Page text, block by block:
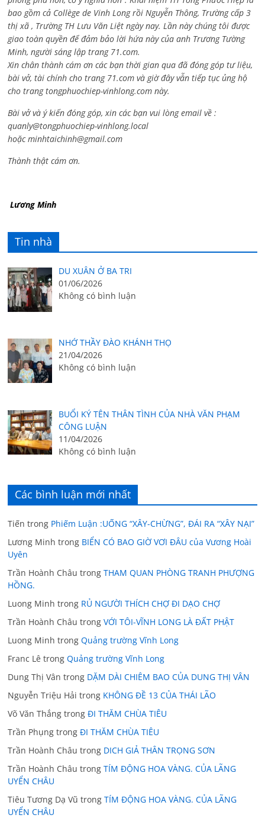
bao gồm cả Collège de Vinh Long rồi Nguyễn Thông, Trường cấp 3
thị xã , Trường TH Lưu Văn Liệt ngày nay. Lần này chúng tôi được
giao toàn quyền để đảm bảo lời hứa này của anh Trương Tường
Minh, người sáng lập trang 71.com.
Xin chân thành cám ơn các bạn thời gian qua đã đóng góp tư liệu,
bài vở, tài chính cho trang 71.com và giờ đây vẫn tiếp tục ủng hộ
cho trang tongphuochiep-vinhlong.com này.
Bài vở và ý kiến đóng góp, xin các bạn vui lòng email về :
quanly@tongphuochiep-vinhlong.local
hoặcminhtaichinh@gmail.com
Thành thật cám ơn.
Lương Minh
Tin nhà
DU XUÂN Ở BA TRI
01/06/2026
Không có bình luận
NHỚ THẦY ĐÀO KHÁNH THỌ
21/04/2026
Không có bình luận
BUỔI KÝ TÊN THÂN TÌNH CỦA NHÀ VĂN PHẠM
CÔNG LUẬN
11/04/2026
Không có bình luận
Các bình luận mới nhất
Tiến trong Phiếm Luận :UỐNG “XÂY-CHỪNG”, ĐÁI RA “XÂY NẠI”
Lương Minh trong BIỂN CÓ BAO GIỜ VƠI ĐÂU của Vương Hoài
Uyên
Trần Hoành Châu trongTHAM QUAN PHÒNG TRANH PHƯỢNG
HỒNG.
Luong Minh trong RỦ NGƯỜI THÍCH CHỢ ĐI DẠO CHỢ
Trần Hoành Châu trongVỚI TÔI-VĨNH LONG LÀ ĐẤT PHẬT
Luong Minh trongQuảng trường Vĩnh Long
Franc Lê trongQuảng trường Vĩnh Long
Dung Thị Vân trong DẶM DÀI CHIÊM BAO CỦA DUNG THỊ VÂN
Nguyễn Triệu Hải trong KHÔNG ĐỀ 13 CỦA THÁI LÃO
Võ Văn Thắng trongĐI THĂM CHÙA TIÊU
Trần Phụng trongĐI THĂM CHÙA TIÊU
Trần Hoành Châu trong DICH GIẢ THÂN TRỌNG SƠN
Trần Hoành Châu trongTÍM ĐỘNG HOA VÀNG. CỦA LÃNG
UYỂN CHÂU
Tiêu Tương Dạ Vũ trongTÍM ĐỘNG HOA VÀNG. CỦA LÃNG
UYỂN CHÂU